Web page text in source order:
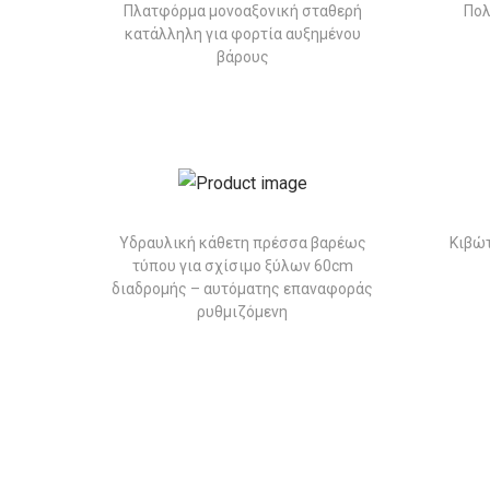
Πλατφόρμα μονοαξονική σταθερή
κατάλληλη για φορτία αυξημένου
βάρους
Υδραυλική κάθετη πρέσσα βαρέως
τύπου για σχίσιμο ξύλων 60cm
διαδρομής – αυτόματης επαναφοράς
ρυθμιζόμενη